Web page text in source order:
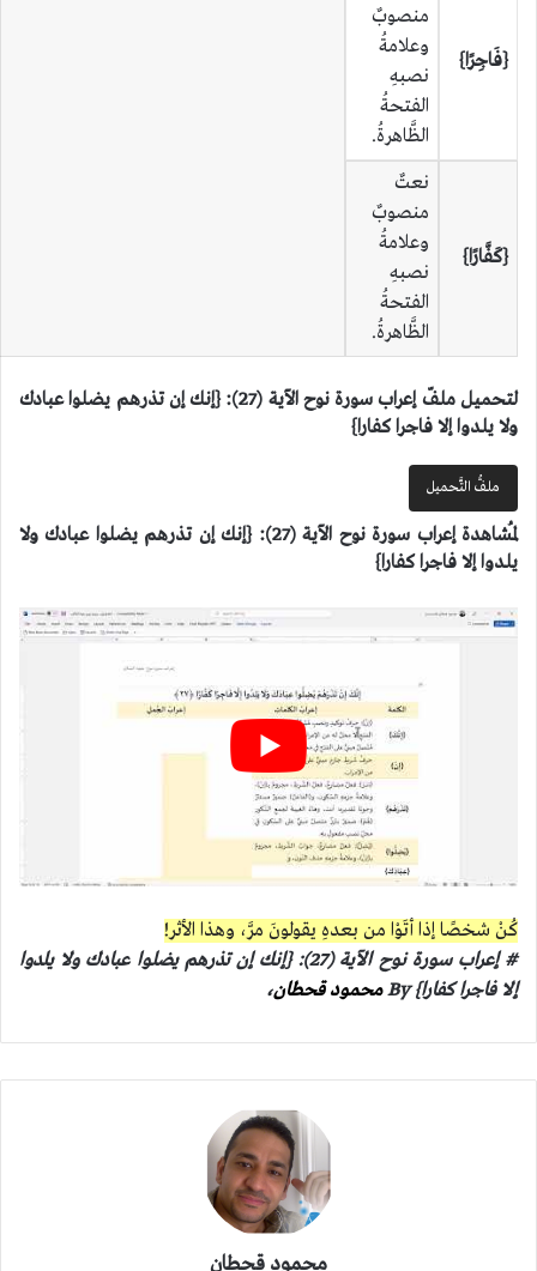
{فَاجِرًا}
منصوبٌ
وعلامةُ
نصبهِ
الفتحةُ
الظَّاهرةُ.
{كَفَّارًا}
نعتٌ
منصوبٌ
وعلامةُ
نصبهِ
الفتحةُ
الظَّاهرةُ.
لتحميل ملفّ إعراب سورة نوح الآية (27): {إنك إن تذرهم يضلوا عبادك
ولا يلدوا إلا فاجرا كفارا}
ملفُّ التَّحميل
لمُشاهدة إعراب سورة نوح الآية (27): {إنك إن تذرهم يضلوا عبادك ولا
يلدوا إلا فاجرا كفارا}
كُنْ شخصًا إذا أتَوْا من بعدهِ يقولونَ مرَّ، وهذا الأثر!
# إعراب سورة نوح الآية (27): {إنك إن تذرهم يضلوا عبادك ولا يلدوا
إلا فاجرا كفارا}By محمود قحطان،
محمود قحطان